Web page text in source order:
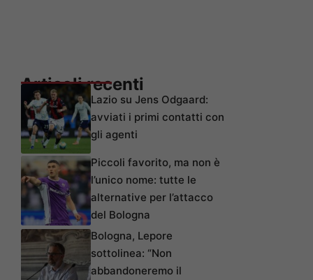
Articoli recenti
Lazio su Jens Odgaard:
avviati i primi contatti con
gli agenti
Piccoli favorito, ma non è
l’unico nome: tutte le
alternative per l’attacco
del Bologna
Bologna, Lepore
sottolinea: “Non
abbandoneremo il